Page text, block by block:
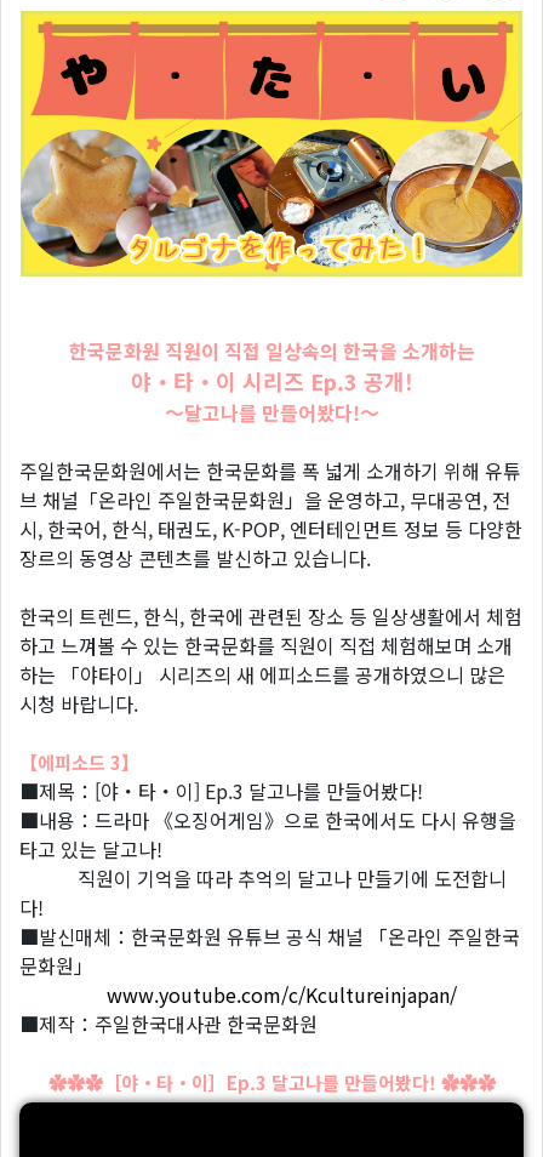
한국문화원 직원이 직접 일상속의 한국을 소개하는
야・타・이 시리즈 Ep.3 공개!
〜달고나를 만들어봤다!〜
주일한국문화원에서는 한국문화를 폭 넓게 소개하기 위해 유튜
브 채널「온라인 주일한국문화원」을 운영하고, 무대공연, 전
시, 한국어, 한식, 태권도, K-POP, 엔터테인먼트 정보 등 다양한
장르의 동영상 콘텐츠를 발신하고 있습니다.
한국의 트렌드, 한식, 한국에 관련된 장소 등 일상생활에서 체험
하고 느껴볼 수 있는 한국문화를 직원이 직접 체험해보며 소개
하는 「야타이」 시리즈의 새 에피소드를 공개하였으니 많은
시청 바랍니다.
【에피소드 3】
■제목：[야・타・이] Ep.3 달고나를 만들어봤다!
■내용：드라마 《오징어게임》으로 한국에서도 다시 유행을
타고 있는 달고나!
직원이 기억을 따라 추억의 달고나 만들기에 도전합니
다!
■발신매체：한국문화원 유튜브 공식 채널 「온라인 주일한국
문화원」
www.youtube.com/c/Kcultureinjapan/
■제작：주일한국대사관 한국문화원
✿✿✿［야・타・이］Ep.3 달고나를 만들어봤다! ✿✿✿